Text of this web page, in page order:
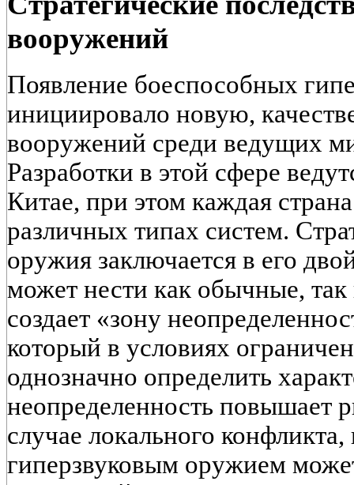
вооружений
Появление боеспособных
инициировало новую,
вооружений среди ведущих
Разработки в этой сфере
Китае, при этом каждая
различных типах систем.
оружия заключается в его
может нести как обычные,
создает «зону
который в условиях
однозначно определить
неопределенность повышает
случае локального
гиперзвуковым оружием